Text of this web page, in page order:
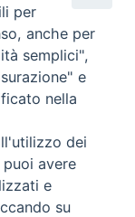
W
h
a
t
A
p
p
e
l
e
r
a
m
maggio veglia di
le vocazioni alla
di San Timoteo
per
anche per
semplici",
e
nella
dei
avere
e
su